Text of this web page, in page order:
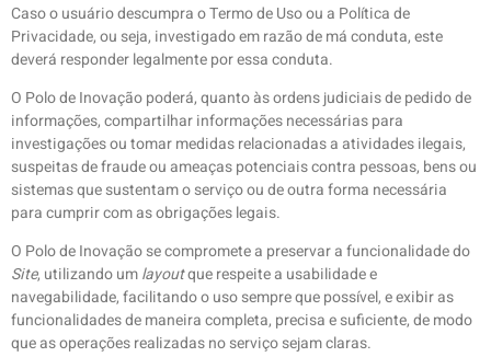
Caso o usuário descumpra o Termo de Uso ou a Política de
Privacidade, ou seja, investigado em razão de má conduta, este
deverá responder legalmente por essa conduta.
O Polo de Inovação poderá, quanto às ordens judiciais de pedido de
informações, compartilhar informações necessárias para
investigações ou tomar medidas relacionadas a atividades ilegais,
suspeitas de fraude ou ameaças potenciais contra pessoas, bens ou
sistemas que sustentam o serviço ou de outra forma necessária
para cumprir com as obrigações legais.
O Polo de Inovação se compromete a preservar a funcionalidade do
Site, utilizando umlayoutque respeite a usabilidade e
navegabilidade, facilitando o uso sempre que possível, e exibir as
funcionalidades de maneira completa, precisa e suficiente, de modo
que as operações realizadas no serviço sejam claras.